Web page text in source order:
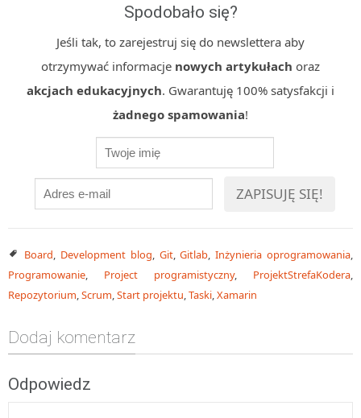
Spodobało się?
Jeśli tak, to zarejestruj się do newslettera aby
otrzymywać informacje nowych artykułach oraz
akcjach edukacyjnych. Gwarantuję 100% satysfakcji i
żadnego spamowania!
Board, Development blog, Git,Gitlab,Inżynieria oprogramowania,
Programowanie, Project programistyczny, ProjektStrefaKodera,
Repozytorium,Scrum,Start projektu,Taski,Xamarin
Dodaj komentarz
Odpowiedz